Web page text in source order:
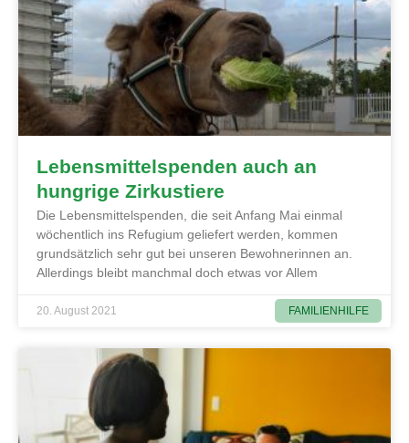
FAMILIENHILFE
Lebensmittelspenden auch an
hungrige Zirkustiere
Die Lebensmittelspenden, die seit Anfang Mai einmal
wöchentlich ins Refugium geliefert werden, kommen
grundsätzlich sehr gut bei unseren Bewohnerinnen an.
Allerdings bleibt manchmal doch etwas vor Allem
20. August 2021